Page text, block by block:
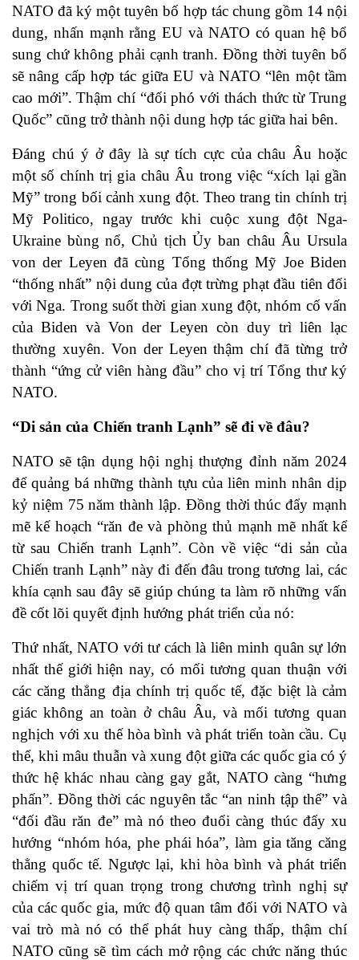
NATO đã ký một tuyên bố hợp tác chung gồm 14 nội
dung, nhấn mạnh rằng EU và NATO có quan hệ bổ
sung chứ không phải cạnh tranh. Đồng thời tuyên bố
sẽ nâng cấp hợp tác giữa EU và NATO “lên một tầm
cao mới”. Thậm chí “đối phó với thách thức từ Trung
Quốc” cũng trở thành nội dung hợp tác giữa hai bên.
Đáng chú ý ở đây là sự tích cực của châu Âu hoặc
một số chính trị gia châu Âu trong việc “xích lại gần
Mỹ” trong bối cảnh xung đột. Theo trang tin chính trị
Mỹ Politico, ngay trước khi cuộc xung đột Nga-
Ukraine bùng nổ, Chủ tịch Ủy ban châu Âu Ursula
von der Leyen đã cùng Tổng thống Mỹ Joe Biden
“thống nhất” nội dung của đợt trừng phạt đầu tiên đối
với Nga. Trong suốt thời gian xung đột, nhóm cố vấn
của Biden và Von der Leyen còn duy trì liên lạc
thường xuyên. Von der Leyen thậm chí đã từng trở
thành “ứng cử viên hàng đầu” cho vị trí Tổng thư ký
NATO.
“Di sản của Chiến tranh Lạnh” sẽ đi về đâu?
NATO sẽ tận dụng hội nghị thượng đỉnh năm 2024
để quảng bá những thành tựu của liên minh nhân dịp
kỷ niệm 75 năm thành lập. Đồng thời thúc đẩy mạnh
mẽ kế hoạch “răn đe và phòng thủ mạnh mẽ nhất kể
từ sau Chiến tranh Lạnh”. Còn về việc “di sản của
Chiến tranh Lạnh” này đi đến đâu trong tương lai, các
khía cạnh sau đây sẽ giúp chúng ta làm rõ những vấn
đề cốt lõi quyết định hướng phát triển của nó:
Thứ nhất, NATO với tư cách là liên minh quân sự lớn
nhất thế giới hiện nay, có mối tương quan thuận với
các căng thẳng địa chính trị quốc tế, đặc biệt là cảm
giác không an toàn ở châu Âu, và mối tương quan
nghịch với xu thế hòa bình và phát triển toàn cầu. Cụ
thể, khi mâu thuẫn và xung đột giữa các quốc gia có ý
thức hệ khác nhau càng gay gắt, NATO càng “hưng
phấn”. Đồng thời các nguyên tắc “an ninh tập thể” và
“đối đầu răn đe” mà nó theo đuổi càng thúc đẩy xu
hướng “nhóm hóa, phe phái hóa”, làm gia tăng căng
thẳng quốc tế. Ngược lại, khi hòa bình và phát triển
chiếm vị trí quan trọng trong chương trình nghị sự
của các quốc gia, mức độ quan tâm đối với NATO và
vai trò mà nó có thể phát huy càng thấp, thậm chí
NATO cũng sẽ tìm cách mở rộng các chức năng thúc